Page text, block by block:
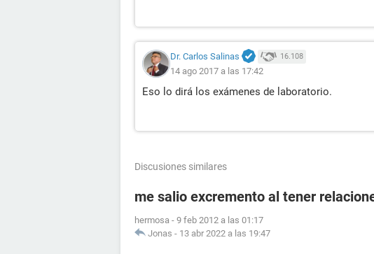
Dr. Carlos Salinas 16.108
14 ago 2017 a las 17:42
Eso lo dirá los exámenes de laboratorio.
Discusiones similares
me salio excremento al tener
hermosa - 9 feb 2012 a las 01:17
Jonas - 13 abr 2022 a las 19:47